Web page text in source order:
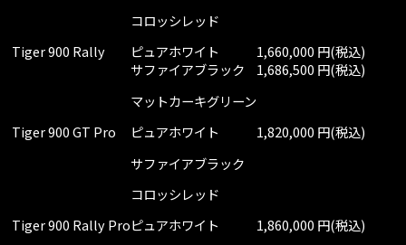
コロッシレッド
Tiger 900 Rally ピュアホワイト
1,660,000 円(税込)
サファイアブラック
マットカーキグリーン
1,686,500 円(税込)
Tiger 900 GT Pro
ピュアホワイト
サファイアブラック
コロッシレッド
1,820,000 円(税込)
Tiger 900 Rally Proピュアホワイト
1,860,000 円(税込)